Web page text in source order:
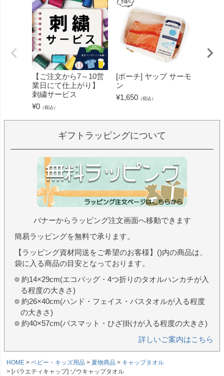
【ご注文から7～10営
業日にて仕上がり】
刺繍サービス
¥0 （税込）
[ポーチ] ヤップ サーモ
ン
¥1,650 （税込）
ギフトラッピングについて
バナーからラッピング注文画面へ移動できます
簡易ラッピングを無料で承ります。
【ラッピング資材同送をご希望のお客様】()内の商品は、
袋に入る商品の目安となっております。
約14×29cm(エコバッグ・4つ折りのタオルハンカチが入
る程度の大きさ)
約26×40cm(ハンド・フェイス・バスタオルが入る程度
の大きさ)
約40×57cm(バスマット・ひざ掛けが入る程度の大きさ)
詳しいご案内はこちら
HOME ベビー・キッズ用品 夏物商品
キャップタオル
[バラエティキャップ] ゾウキャップタオル